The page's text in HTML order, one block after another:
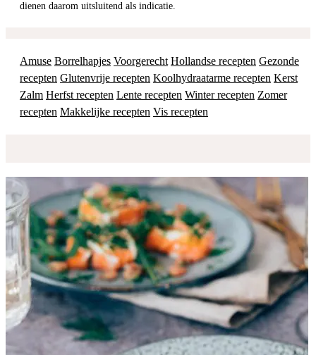
dienen daarom uitsluitend als indicatie.
Amuse Borrelhapjes Voorgerecht Hollandse recepten Gezonde
recepten Glutenvrije recepten Koolhydraatarme recepten Kerst
Zalm Herfst recepten Lente recepten Winter recepten Zomer
recepten Makkelijke recepten Vis recepten